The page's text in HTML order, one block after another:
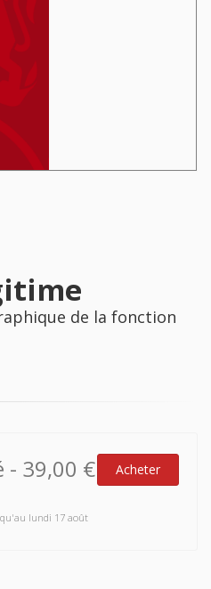
de la fonction
- 39,00 € Acheter
lundi 17 août